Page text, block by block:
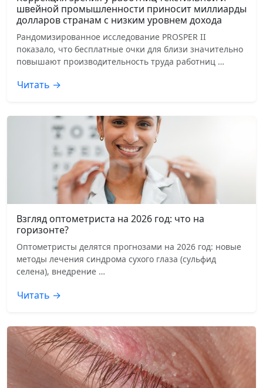
швейной промышленности приносит миллиарды
долларов странам с низким уровнем дохода
Рандомизированное исследование PROSPER II
показало, что бесплатные очки для близи значительно
повышают производительность труда работниц …
Читать →
Взгляд оптометриста на 2026 год: что на
горизонте?
Оптометристы делятся прогнозами на 2026 год: новые
методы лечения синдрома сухого глаза (сульфид
селена), внедрение …
Читать →